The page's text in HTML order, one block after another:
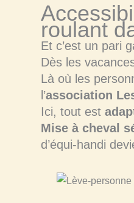
roulant
Et c’est un pari
Dès les
Là où les
l’association
Ici, tout est
Mise à cheval
d’équi-handi